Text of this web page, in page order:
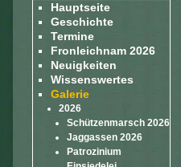
Hauptseite
Geschichte
Termine
Fronleichnam 2026
Neuigkeiten
Wissenswertes
Galerie
2026
Schützenmarsch 2026
Jaggassen 2026
Patrozinium